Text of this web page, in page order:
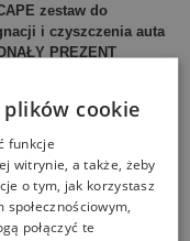
zestaw do
i czyszczenia auta
PREZENT
Dodaj do koszyka
na prezent.
cookie
funkcje
witrynie, a także, żeby
o tym, jak korzystasz
połączyć te